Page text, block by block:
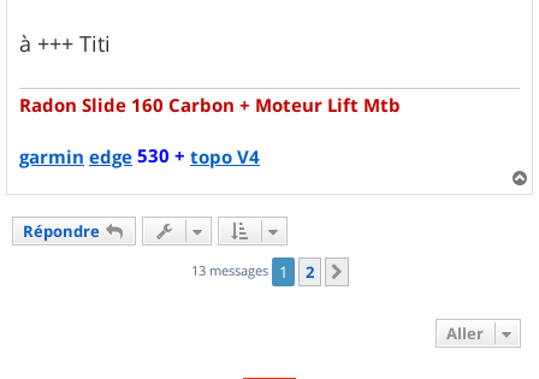
à +++ Titi
Radon Slide 160 Carbon + Moteur Lift Mtb
garmin edge530 + topo V4
a
Répondre
13 messages 1 2
Aller